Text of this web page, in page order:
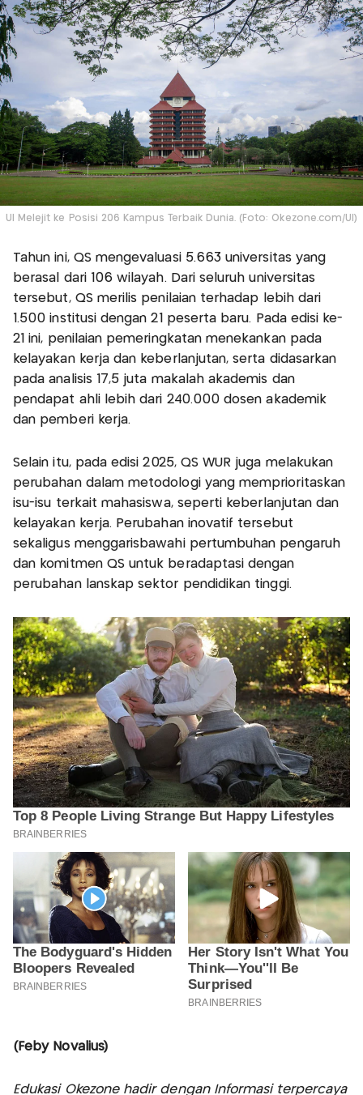
UI Melejit ke Posisi 206 Kampus Terbaik Dunia. (Foto: Okezone.com/UI)
Tahun ini, QS mengevaluasi 5.663 universitas yang
berasal dari 106 wilayah. Dari seluruh universitas
tersebut, QS merilis penilaian terhadap lebih dari
1.500 institusi dengan 21 peserta baru. Pada edisi ke-
21 ini, penilaian pemeringkatan menekankan pada
kelayakan kerja dan keberlanjutan, serta didasarkan
pada analisis 17,5 juta makalah akademis dan
pendapat ahli lebih dari 240.000 dosen akademik
dan pemberi kerja.
Selain itu, pada edisi 2025, QS WUR juga melakukan
perubahan dalam metodologi yang memprioritaskan
isu-isu terkait mahasiswa, seperti keberlanjutan dan
kelayakan kerja. Perubahan inovatif tersebut
sekaligus menggarisbawahi pertumbuhan pengaruh
dan komitmen QS untuk beradaptasi dengan
perubahan lanskap sektor pendidikan tinggi.
(Feby Novalius)
Edukasi Okezone hadir dengan Informasi terpercaya